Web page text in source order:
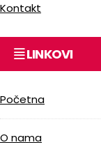
Kontakt
LINKOVI
Početna
O nama